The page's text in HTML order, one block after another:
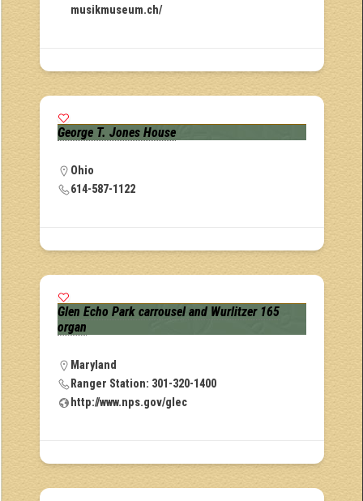
musikmuseum.ch/
George T. Jones House
Ohio
614-587-1122
Glen Echo Park carrousel and Wurlitzer 165
organ
Maryland
Ranger Station: 301-320-1400
http://www.nps.gov/glec